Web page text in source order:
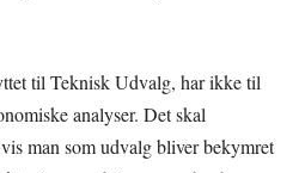
til Teknisk Udvalg, har ikke til
analyser. Det skal
man som udvalg bliver bekymret